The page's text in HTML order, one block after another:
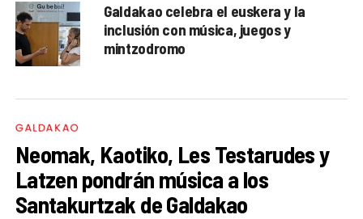
Galdakao celebra el euskera y la
inclusión con música, juegos y
mintzodromo
GALDAKAO
Neomak, Kaotiko, Les Testarudes y
Latzen pondrán música a los
Santakurtzak de Galdakao